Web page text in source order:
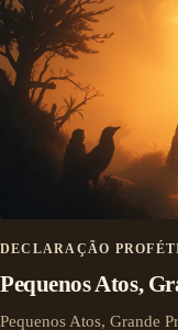
DECLARAÇÃO
Pequenos Atos,
Pequenos Atos, Grande